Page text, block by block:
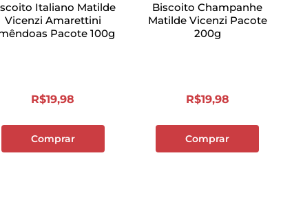
Italiano Matilde
Vicenzi Amarettini
Pacote 100g
R$19,98
Comprar
Biscoito Champanhe
Matilde Vicenzi Pacote
200g
R$19,98
Comprar